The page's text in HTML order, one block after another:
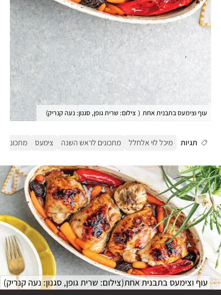
עוף וצימעס בתבנית אחת ( צילום: שרית גופן, סגנון: נעה קנריק)
תגיות מיכל לוי אלחלל מתכונים לראש השנה צימעס מתכונים
עוף וצימעס בתבנית אחת(צילום: שרית גופן, סגנון: נעה קנריק)